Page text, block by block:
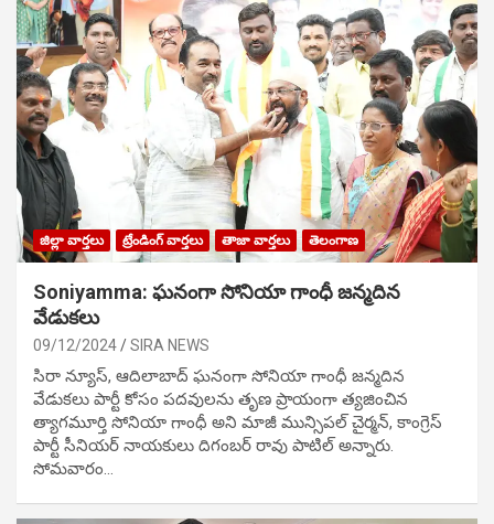
జిల్లా వార్తలు ట్రేండింగ్ వార్తలు తాజా వార్తలు తెలంగాణ
Soniyamma: ఘ‌నంగా సోనియా గాంధీ జ‌న్మ‌దిన
వేడుక‌లు
09/12/2024 SIRA NEWS
సిరా న్యూస్, ఆదిలాబాద్ ఘ‌నంగా సోనియా గాంధీ జ‌న్మ‌దిన
వేడుక‌లు పార్టీ కోసం ప‌ద‌వుల‌ను తృణ ప్రాయంగా త్య‌జించిన
త్యాగమూర్తి సోనియా గాంధీ అని మాజీ మున్సిప‌ల్ చైర్మ‌న్, కాంగ్రెస్
పార్టీ సీనియ‌ర్ నాయ‌కులు దిగంబ‌ర్ రావు పాటిల్ అన్నారు.
సోమవారం…